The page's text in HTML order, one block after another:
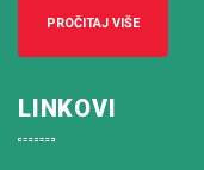
PROČITAJ VIŠE
LINKOVI